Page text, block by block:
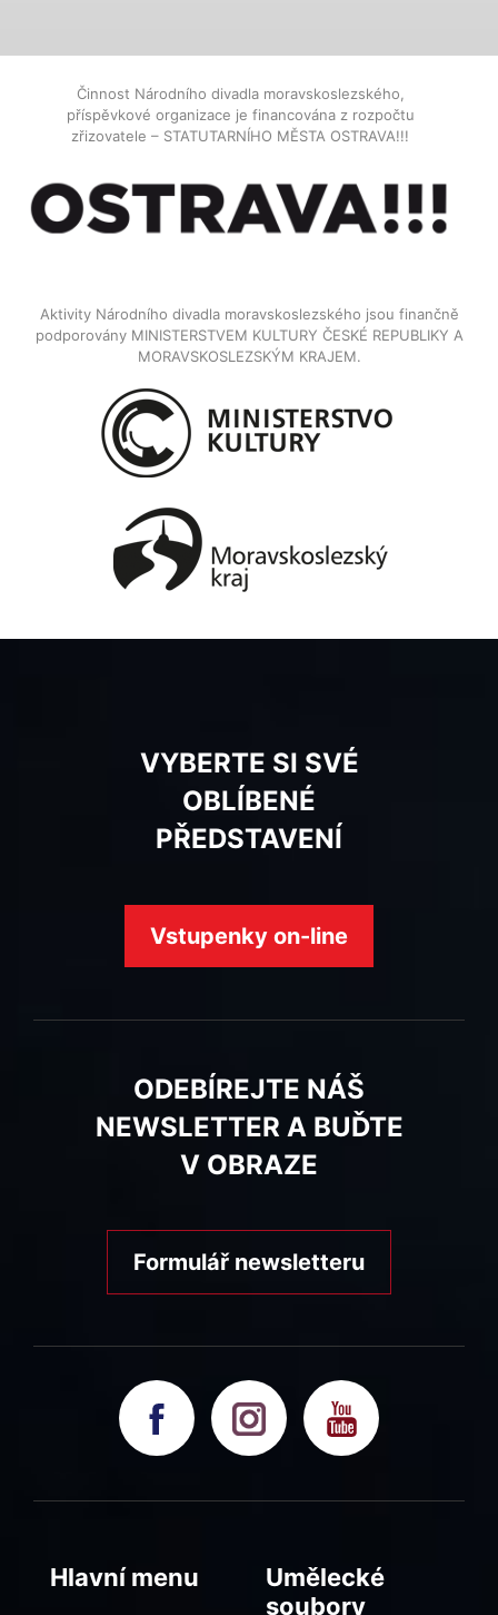
Činnost Národního divadla moravskoslezského,
příspěvkové organizace je financována z rozpočtu
zřizovatele – STATUTARNÍHO MĚSTA OSTRAVA!!!
Aktivity Národního divadla moravskoslezského jsou finančně
podporovány MINISTERSTVEM KULTURY ČESKÉ REPUBLIKY A
MORAVSKOSLEZSKÝM KRAJEM.
VYBERTE SI SVÉ
OBLÍBENÉ
PŘEDSTAVENÍ
Vstupenky on-line
ODEBÍREJTE NÁŠ
NEWSLETTER A BUĎTE
V OBRAZE
Formulář newsletteru
Hlavní menu
Umělecké
soubory